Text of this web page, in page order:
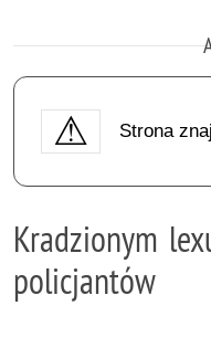
Strona
Kradzionym
policjantów